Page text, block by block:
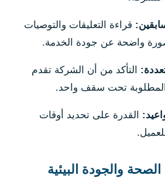
قراءة التعليقات والتوصيات
واضحة عن جودة الخدمة.
التأكد من أن الشركة تقدم
تحت سقف واحد.
القدرة على تحديد أوقات
والجودة البيئية